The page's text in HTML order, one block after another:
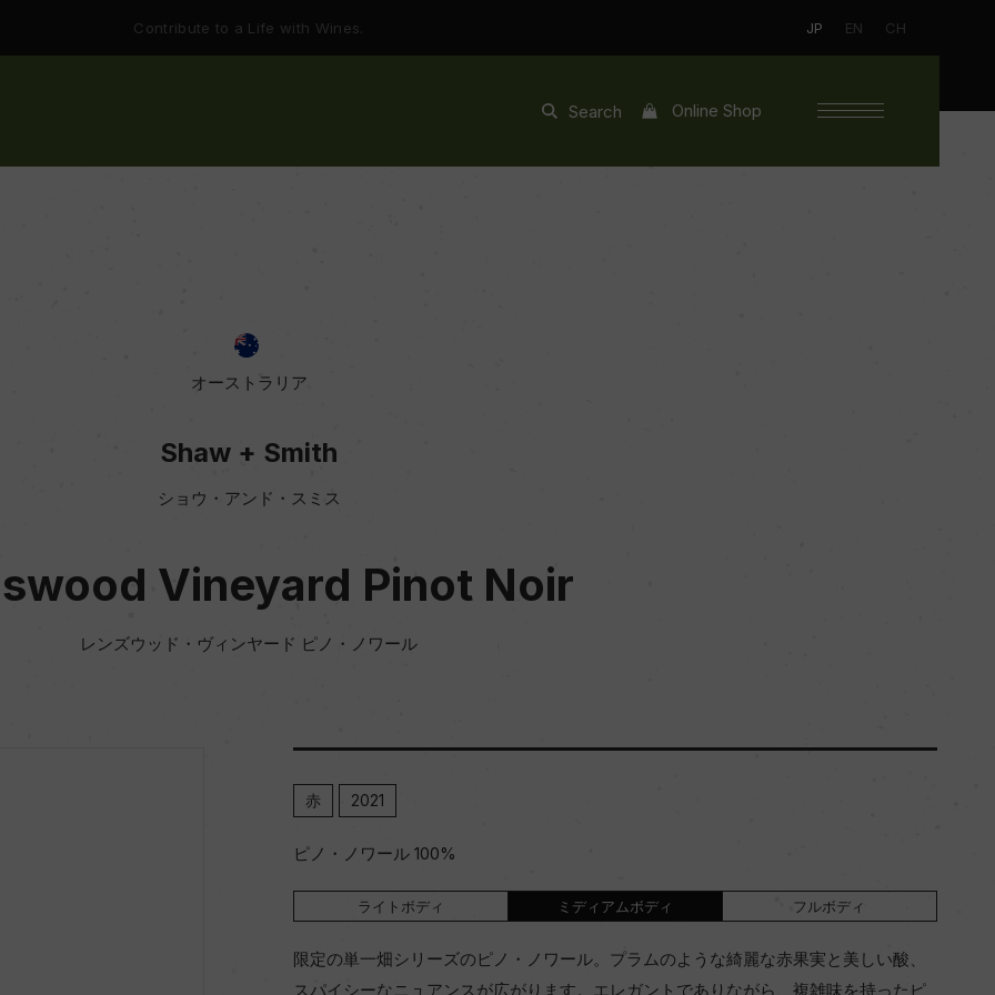
Contribute to a Life with Wines. JP EN CH
Search Online Shop
オーストラリア
Shaw + Smith
ショウ・アンド・スミス
Vineyard Pinot Noir
レンズウッド・ヴィンヤード ピノ・ノワール
赤 2021
ピノ・ノワール 100%
ライトボディ ミディアムボディ フルボディ
限定の単一畑シリーズのピノ・ノワール。プラムのような綺麗な赤果実と美しい酸、
スパイシーなニュアンスが広がります。エレガントでありながら、複雑味を持ったピ